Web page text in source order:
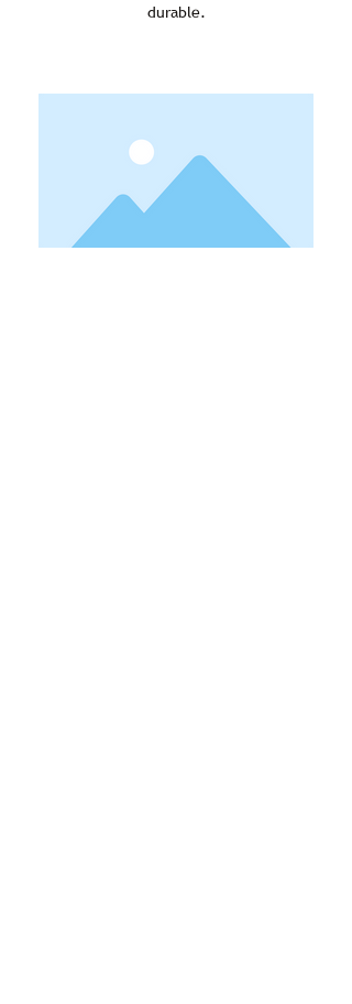
durable.